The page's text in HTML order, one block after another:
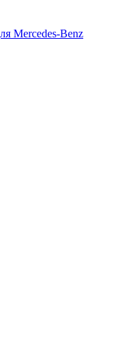
Mercedes-Benz